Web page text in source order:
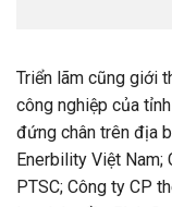
Triển lãm cũng giới
công nghiệp của
đứng chân trên địa
Enerbility Việt Nam;
PTSC; Công ty CP